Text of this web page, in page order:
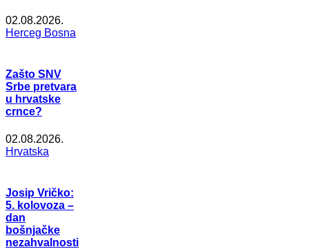
02.08.2026.
Herceg Bosna
Zašto SNV
Srbe pretvara
u hrvatske
crnce?
02.08.2026.
Hrvatska
Josip Vričko:
5. kolovoza –
dan
bošnjačke
nezahvalnosti